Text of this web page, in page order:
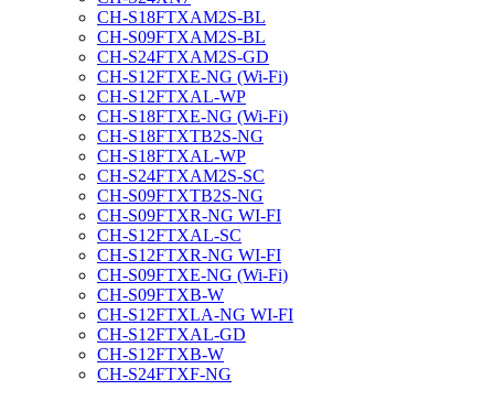
CH-S18FTXAM2S-BL
CH-S09FTXAM2S-BL
CH-S24FTXAM2S-GD
CH-S12FTXE-NG (Wi-Fi)
CH-S12FTXAL-WP
CH-S18FTXE-NG (Wi-Fi)
CH-S18FTXTB2S-NG
CH-S18FTXAL-WP
CH-S24FTXAM2S-SC
CH-S09FTXTB2S-NG
CH-S09FTXR-NG WI-FI
CH-S12FTXAL-SC
CH-S12FTXR-NG WI-FI
CH-S09FTXE-NG (Wi-Fi)
CH-S09FTXB-W
CH-S12FTXLA-NG WI-FI
CH-S12FTXAL-GD
CH-S12FTXB-W
CH-S24FTXF-NG